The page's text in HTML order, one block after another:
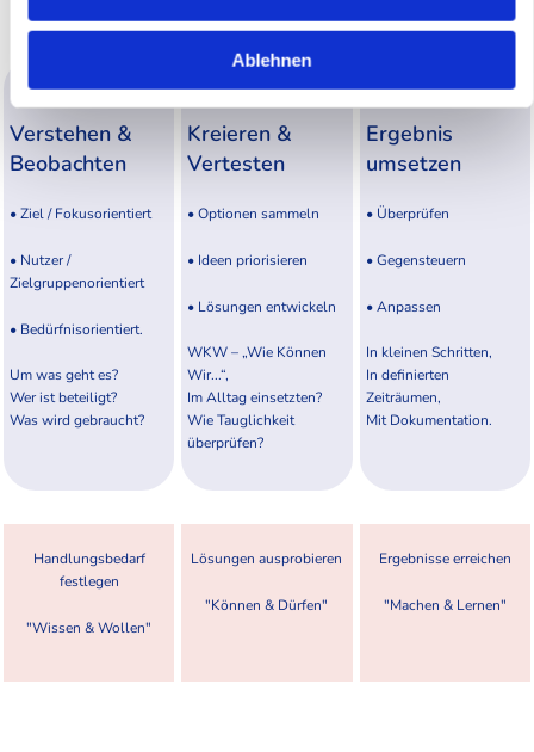
Ablehnen
Verstehen &
Beobachten
• Ziel / Fokusorientiert
• Nutzer /
Zielgruppenorientiert
• Bedürfnisorientiert.
Um was geht es?
Wer ist beteiligt?
Was wird gebraucht?
Kre­ie­ren &
Vertesten
• Optionen sammeln
• Ideen priorisieren
• Lösungen entwickeln
WKW – „Wie Können
Wir...“,
Im Alltag einsetzten?
Wie Tauglichkeit
überprüfen?
Ergebnis
umsetzen
• Überprüfen
• Gegensteuern
• Anpassen
In kleinen Schritten,
In definierten
Zeiträumen,
Mit Dokumentation.
Handlungsbedarf
festlegen
"Wissen & Wollen"
Lösungen ausprobieren
"Können & Dürfen"
Ergebnisse erreichen
"Machen & Lernen"